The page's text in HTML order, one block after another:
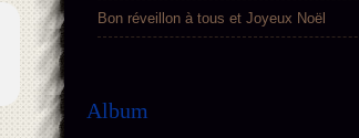
Bon réveillon à tous et Joyeux Noël
Album